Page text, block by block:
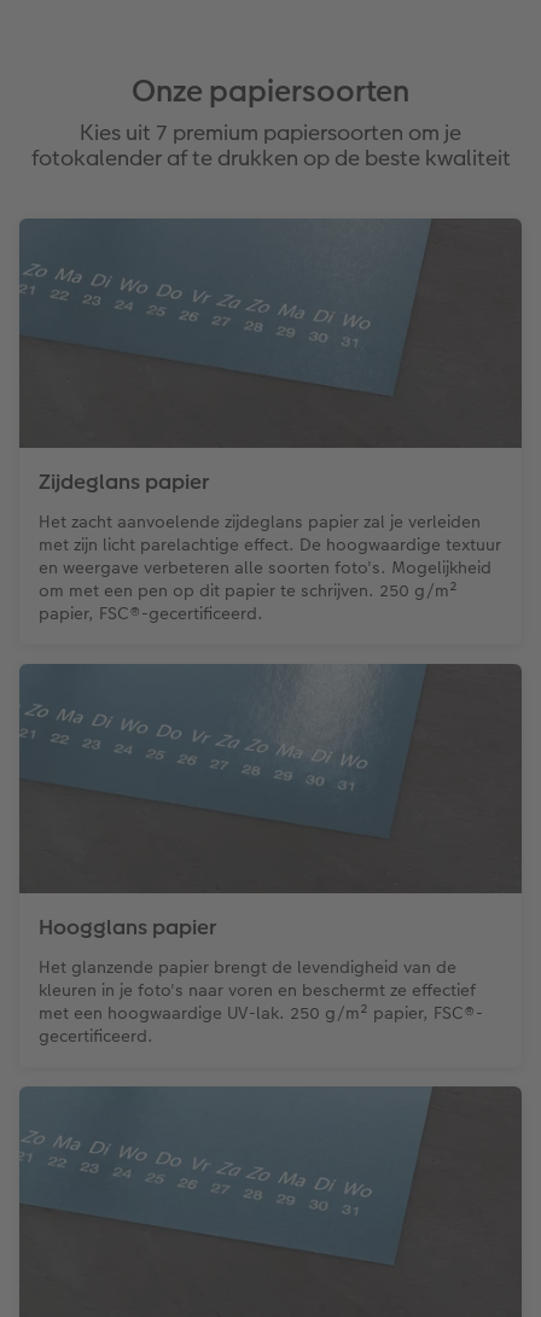
Onze papiersoorten
Kies uit 7 premium papiersoorten om je
fotokalender af te drukken op de beste kwaliteit
Zijdeglans papier
Het zacht aanvoelende zijdeglans papier zal je verleiden
met zijn licht parelachtige effect. De hoogwaardige textuur
en weergave verbeteren alle soorten foto's. Mogelijkheid
om met een pen op dit papier te schrijven. 250 g/m²
papier, FSC®-gecertificeerd.
Hoogglans papier
Het glanzende papier brengt de levendigheid van de
kleuren in je foto's naar voren en beschermt ze effectief
met een hoogwaardige UV-lak. 250 g/m² papier, FSC®-
gecertificeerd.